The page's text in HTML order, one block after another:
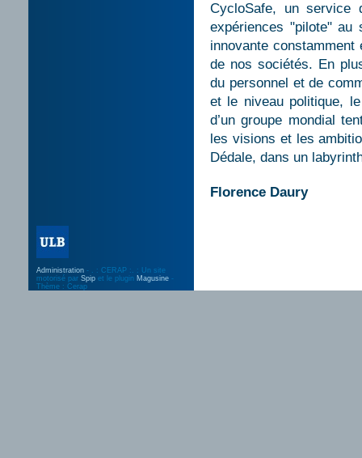
CycloSafe, un service
expériences "pilote" au
innovante
de nos sociétés. En
du personnel et de
et le niveau politique,
d’un groupe mondial
les visions et les
Dédale, dans un
Florence Daury
Administration - . : CERAP :. : Un site
motorisé par Spip et le plugin Magusine -
Thème : Cerap